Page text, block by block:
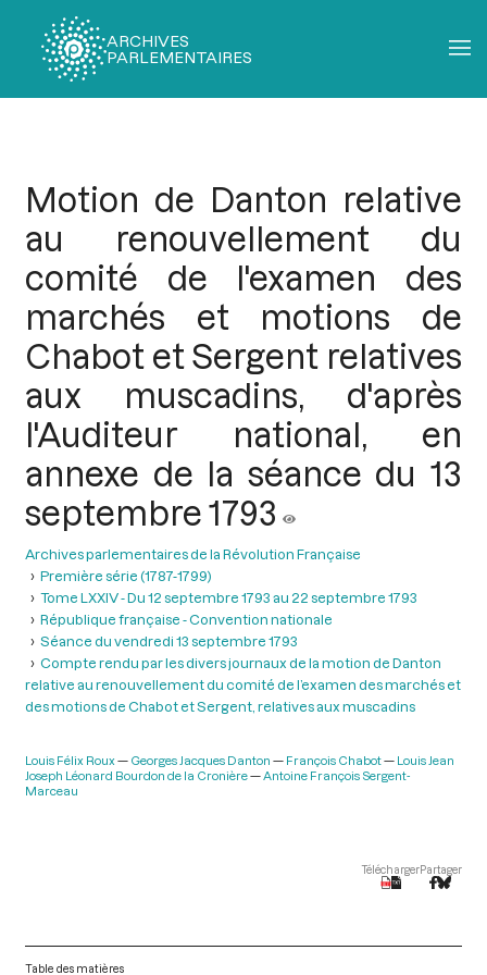
ARCHIVES
PARLEMENTAIRES
Motion de Danton relative
au renouvellement du
comité de l'examen des
marchés et motions de
Chabot et Sergent relatives
aux muscadins, d'après
l'Auditeur national, en
annexe de la séance du 13
septembre 1793
Archives parlementaires de la Révolution Française
Première série (1787-1799)
Tome LXXIV - Du 12 septembre 1793 au 22 septembre 1793
République française - Convention nationale
Séance du vendredi 13 septembre 1793
Compte rendu par les divers journaux de la motion de Danton
relative au renouvellement du comité de l’examen des marchés et
des motions de Chabot et Sergent, relatives aux muscadins
Louis Félix Roux Georges Jacques Danton François Chabot
Louis Jean
Joseph Léonard Bourdon de la Cronière
Antoine François Sergent-
Marceau
TéléchargerPartager
Table des matières